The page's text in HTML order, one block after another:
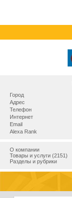
Город
Адрес
Телефон
Интернет
Email
Alexa Rank
О компании
Товары и услуги (2151)
Разделы и рубрики